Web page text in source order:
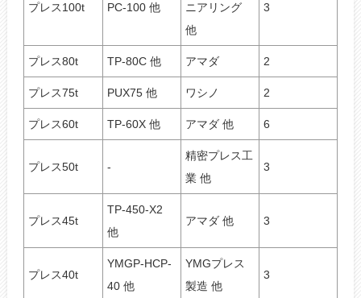
プレス100t PC-100 他
ニアリング
他
3
プレス80t TP-80C 他 アマダ 2
プレス75t PUX75 他 ワシノ 2
プレス60t TP-60X 他 アマダ 他 6
プレス50t -
精密プレス工
業 他
3
プレス45t
TP-450-X2
他
アマダ 他 3
プレス40t
YMGP-HCP-
40 他
YMGプレス
製造 他
3